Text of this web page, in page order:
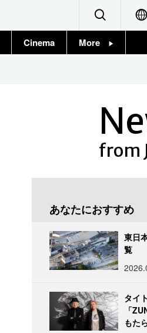
Cinema More
from
あなたにおすすめ
東日
覧
タイ
「
もた